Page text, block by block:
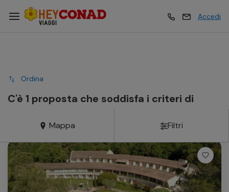
Esperienze
Hotel
Crociere
Accedi
Esperienze
Crociere
Mappa Filtri
Ordina
C'è 1 proposta che soddisfa i criteri di